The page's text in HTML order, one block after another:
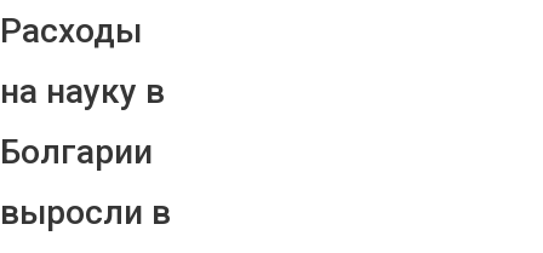
Расходы
на науку в
Болгарии
выросли в